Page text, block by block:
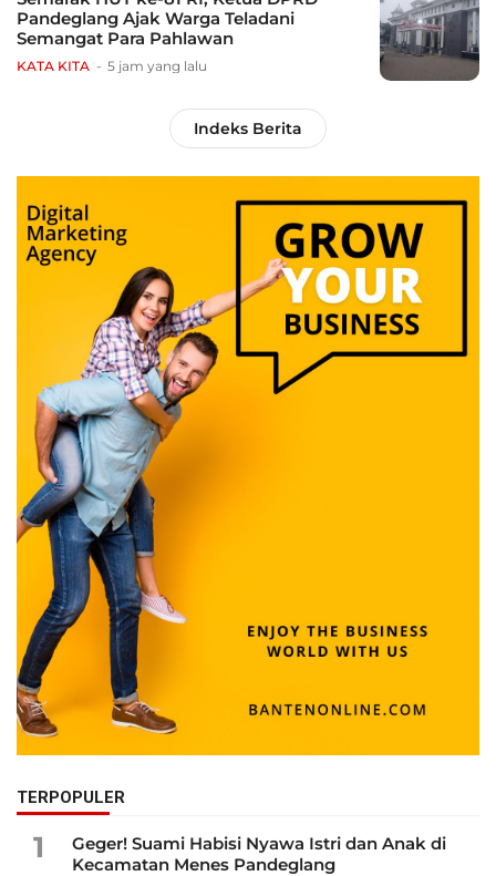
Pandeglang Ajak Warga Teladani
Semangat Para Pahlawan
KATA KITA 5 jam yang lalu
Indeks Berita
TERPOPULER
1
Geger! Suami Habisi Nyawa Istri dan Anak di
Kecamatan Menes Pandeglang